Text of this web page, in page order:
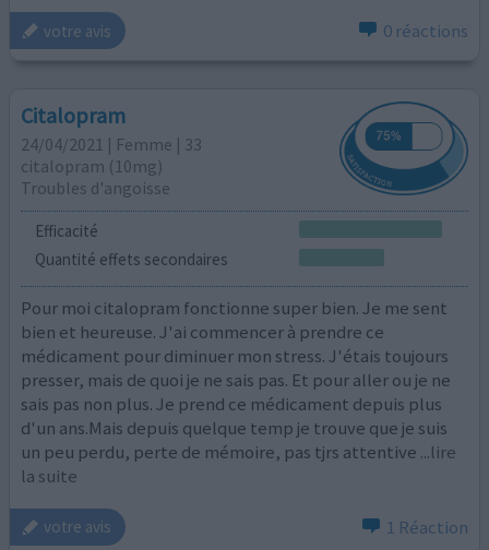
votre avis 0 réactions
Citalopram
24/04/2021 | Femme | 33
citalopram (10mg)
Troubles d'angoisse
Efficacité
Quantité effets secondaires
Pour moi citalopram fonctionne super bien. Je me sent
bien et heureuse. J'ai commencer à prendre ce
médicament pour diminuer mon stress. J'étais toujours
presser, mais de quoi je ne sais pas. Et pour aller ou je ne
sais pas non plus. Je prend ce médicament depuis plus
d'un ans.Mais depuis quelque temp je trouve que je suis
un peu perdu, perte de mémoire, pas tjrs attentive ...lire
la suite
votre avis 1 Réaction